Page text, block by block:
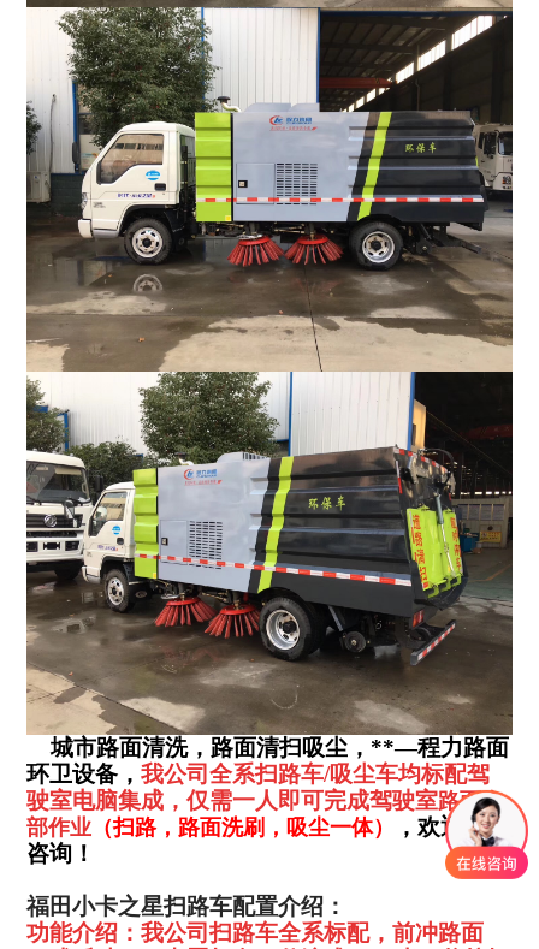
城市路面清洗，路面清扫吸尘，**—程力路面
环卫设备，我公司全系扫路车/吸尘车均标配驾
驶室电脑集成，仅需一人即可完成驾驶室路面全
部作业 （扫路，路面洗刷，吸尘一体）
，欢迎来电
咨询！
福田小卡之星扫路车配置介绍：
功能介绍：我公司扫路车全系标配，前冲路面